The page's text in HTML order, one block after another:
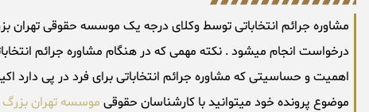
درخواست انجام میشود . نکته مهمی که در هنگام مشاوره جرائم
اهمیت و حساسیتی که مشاوره جرائم انتخاباتی برای فرد در پی دارد
موضوع پرونده خود میتوانید با کارشناسان حقوقی موسسه تهران بزرگ